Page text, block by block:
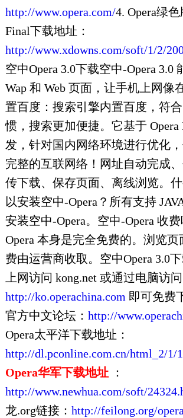
http://www.opera.com/4. Opera绿
Final下载地址：
http://www.xdowns.com/soft/1/2/
空中Opera 3.0下载空中-Opera 3.0
Wap 和 Web 页面，让手机上网像
置百度：搜索引擎内置百度，符
惯，搜索更加便捷。它基于 Opera
发，针对国内网络环境进行优化
完整的互联网络！网址自动完成
传下载、保存页面、离线浏览。
以安装空中-Opera？所有支持
安装空中-Opera。空中-Opera 收
Opera 本身是完全免费的。浏览
费由运营商收取。空中Opera 3.0
上网访问 kong.net 或通过电脑访问
http://ko.operachina.com 即可免费
官方中文论坛： http://
Opera太平洋下载地址：
http://dl.pconline.com.cn/html_2/1/
Opera华军下载地址：
http://www.newhua.com/soft/
龙.org链接： http://feilong.org/